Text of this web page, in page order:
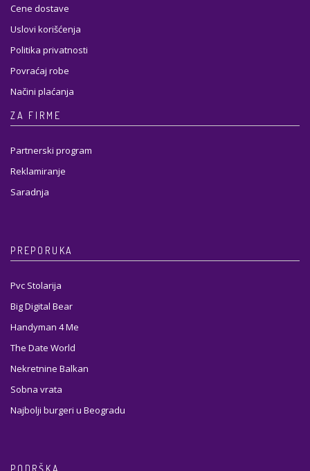
Cene dostave
Uslovi korišćenja
Politika privatnosti
Povraćaj robe
Načini plaćanja
ZA FIRME
Partnerski program
Reklamiranje
Saradnja
PREPORUKA
Pvc Stolarija
Big Digital Bear
Handyman 4 Me
The Date World
Nekretnine Balkan
Sobna vrata
Najbolji burgeri u Beogradu